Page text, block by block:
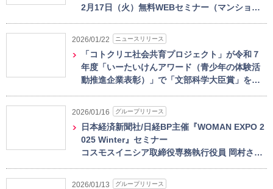
2月17日（火）無料WEBセミナー（マンショ…
2026/01/22 ニュースリリース
「コトクリエ社会共育プロジェクト」が令和７
年度「いーたいけんアワード（青少年の体験活
動推進企業表彰）」で「文部科学大臣賞」を…
2026/01/16 グループリリース
日本経済新聞社/日経BP主催『WOMAN EXPO 2
025 Winter』セミナー
コスモスイニシア取締役専務執行役員 岡村さ…
2026/01/13 グループリリース